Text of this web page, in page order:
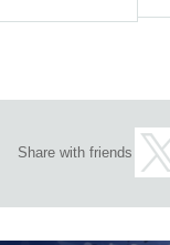
Share with friends